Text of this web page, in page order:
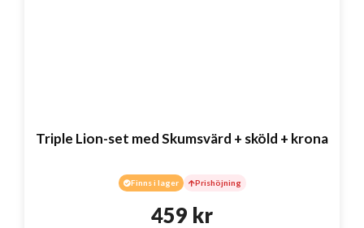
Triple Lion-set med Skumsvärd + sköld + krona
Finns i lager Prishöjning
459 kr